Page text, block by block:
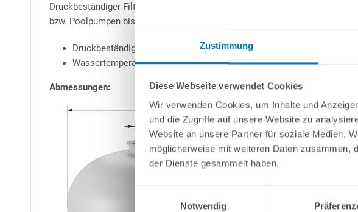
Zustimmung
Diese Webseite verwendet Cookies
Wir verwenden Cookies, um Inhalte und
und die Zugriffe auf unsere Website zu
Website an unsere Partner für soziale Medien,
möglicherweise mit weiteren Daten zusammen,
der Dienste gesammelt haben.
Notwendig
Druckbeständiger Filterbehälter Ø 500 mm (Qualität
),
bzw. Poolpumpen bis ca. 700 Watt Leistungsaufnahme.
Druckbeständigkeit max.: 1,5 bar
Wassertemperatur max.: 40° C
Abmessungen: